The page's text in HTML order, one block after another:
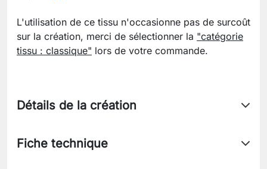
L'utilisation de ce tissu n'occasionne pas de surcoût
sur la création, merci de sélectionner la "catégorie
tissu : classique" lors de votre commande.
Détails de la création
Fiche technique